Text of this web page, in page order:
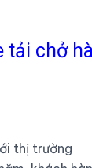
tải chở
thị trường